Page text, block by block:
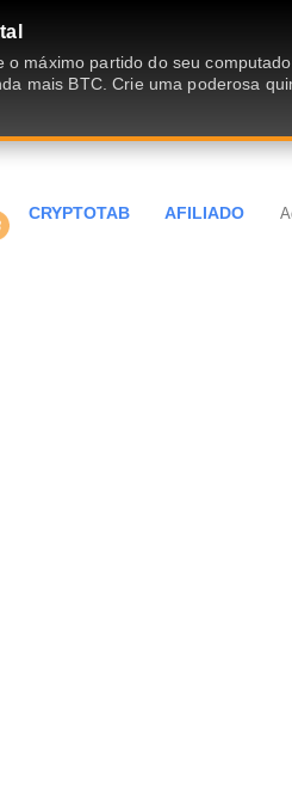
máximo partido do seu
mais BTC. Crie uma poderosa
CRYPTOTAB AFILIADO